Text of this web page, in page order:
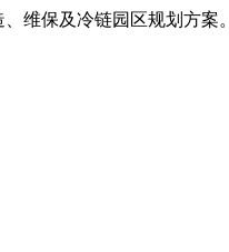
维保及冷链园区规划方案。